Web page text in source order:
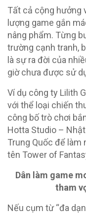
Tất cả cộng hưởng
lượng game gắn
nâng phẩm. Từng
trường cạnh tranh,
là sự ra đời của
giờ chưa được sử
Ví dụ công ty Lilith
với thể loại chiến
công bố trò chơi
Hotta Studio –
Trung Quốc để làm
tên Tower of
Dân làm game
tham
Nếu cụm từ “đa